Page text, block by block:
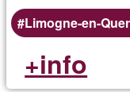
Limogne-en-
+info